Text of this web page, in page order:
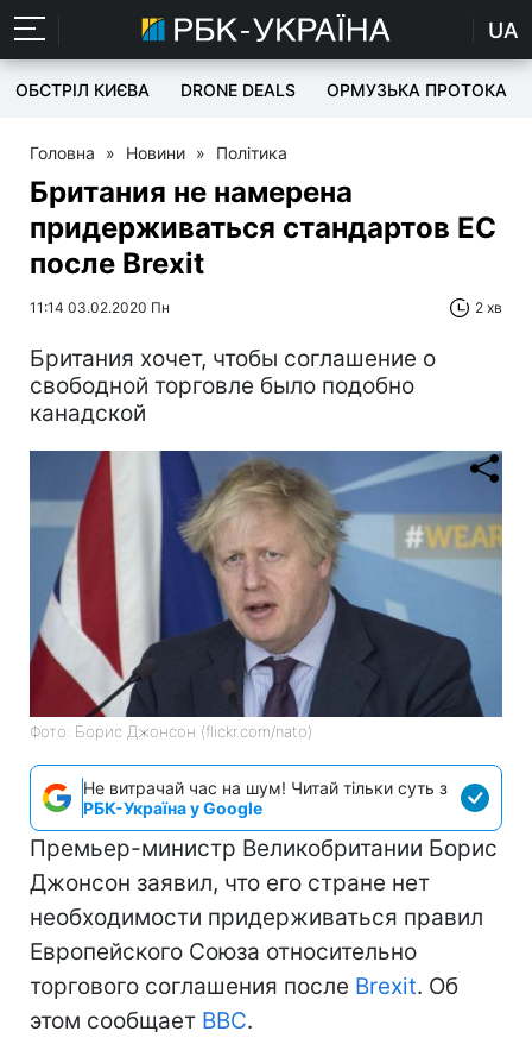
UA
ОБСТРІЛ КИЄВА DRONE DEALS ОРМУЗЬКА ПРОТОКА
Головна » Новини » Політика
Британия не намерена
придерживаться стандартов ЕС
после Brexit
11:14 03.02.2020 Пн 2 хв
Британия хочет, чтобы соглашение о
свободной торговле было подобно
канадской
Фото: Борис Джонсон (flickr.com/nato)
Не витрачай час на шум! Читай тільки суть з
РБК-Україна у Google
Премьер-министр Великобритании Борис
Джонсон заявил, что его стране нет
необходимости придерживаться правил
Европейского Союза относительно
торгового соглашения после Brexit. Об
этом сообщает BBC.